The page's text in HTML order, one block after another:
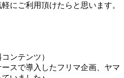
にご利用頂けたらと思います。
ンテンツ）
スで導入したフリマ企画、ヤマ